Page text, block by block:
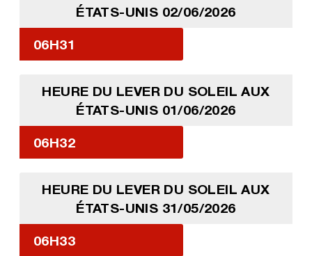
ÉTATS-UNIS 02/06/2026
06H31
HEURE DU LEVER DU SOLEIL AUX
ÉTATS-UNIS 01/06/2026
06H32
HEURE DU LEVER DU SOLEIL AUX
ÉTATS-UNIS 31/05/2026
06H33